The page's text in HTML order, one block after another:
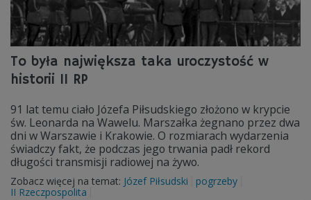
To była największa taka uroczystość w
historii II RP
91 lat temu ciało Józefa Piłsudskiego złożono w krypcie
św. Leonarda na Wawelu. Marszałka żegnano przez dwa
dni w Warszawie i Krakowie. O rozmiarach wydarzenia
świadczy fakt, że podczas jego trwania padł rekord
długości transmisji radiowej na żywo.
Zobacz więcej na temat: Józef Piłsudski
pogrzeby
II Rzeczpospolita